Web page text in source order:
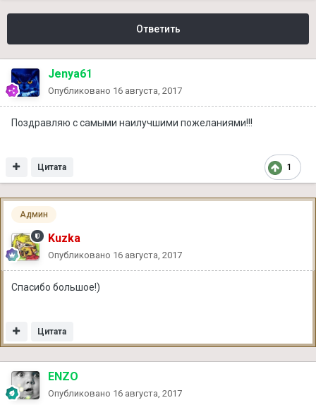
Ответить
Jenya61
Опубликовано 16 августа, 2017
Поздравляю с самыми наилучшими пожеланиями!!!
1
Цитата
Админ
Kuzka
Опубликовано 16 августа, 2017
Спасибо большое!)
Цитата
ENZO
Опубликовано 16 августа, 2017